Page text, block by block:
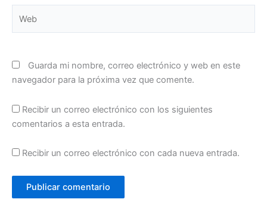
Guarda mi nombre, correo electrónico y web en este
navegador para la próxima vez que comente.
Recibir un correo electrónico con los siguientes
comentarios a esta entrada.
Recibir un correo electrónico con cada nueva entrada.